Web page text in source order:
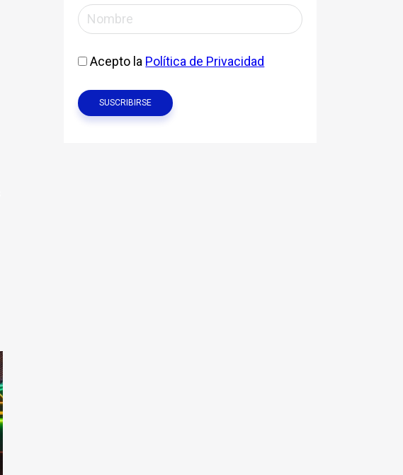
Acepto la Política de Privacidad